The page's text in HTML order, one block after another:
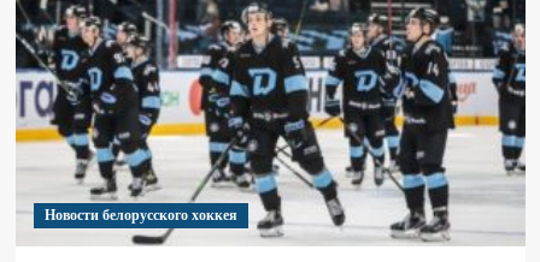
Новости белорусского хоккея